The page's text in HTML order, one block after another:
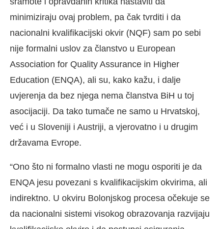
minimiziraju ovaj problem, pa čak tvrditi i da
nacionalni kvalifikacijski okvir (NQF) sam po sebi
nije formalni uslov za članstvo u European
Association for Quality Assurance in Higher
Education (ENQA), ali su, kako kažu, i dalje
uvjerenja da bez njega nema članstva BiH u toj
asocijaciji. Da tako tumače ne samo u Hrvatskoj,
već i u Sloveniji i Austriji, a vjerovatno i u drugim
državama Evrope.
“Ono što ni formalno vlasti ne mogu osporiti je da
ENQA jesu povezani s kvalifikacijskim okvirima, ali
indirektno. U okviru Bolonjskog procesa očekuje se
da nacionalni sistemi visokog obrazovanja razvijaju